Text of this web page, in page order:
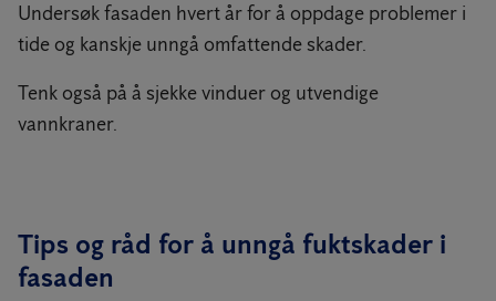
Undersøk fasaden hvert år for å oppdage problemer i
tide og kanskje unngå omfattende skader.
Tenk også på å sjekke vinduer og utvendige
vannkraner.
Tips og råd for å unngå fuktskader i
fasaden